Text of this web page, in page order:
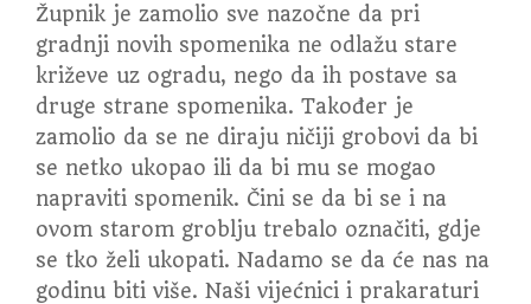
Župnik je zamolio sve nazočne da pri
gradnji novih spomenika ne odlažu stare
križeve uz ogradu, nego da ih postave sa
druge strane spomenika. Također je
zamolio da se ne diraju ničiji grobovi da bi
se netko ukopao ili da bi mu se mogao
napraviti spomenik. Čini se da bi se i na
ovom starom groblju trebalo označiti, gdje
se tko želi ukopati. Nadamo se da će nas na
godinu biti više. Naši vijećnici i prakaraturi